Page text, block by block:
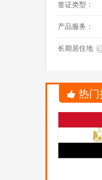
签证类型：
产品服务：
长期居住地
热门